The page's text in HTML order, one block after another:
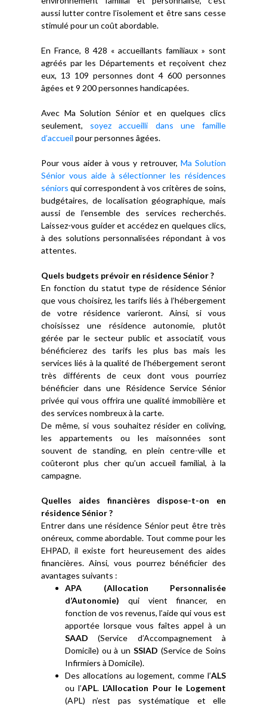
aussi lutter contre l’isolement et être sans cesse
stimulé pour un coût abordable.
En France, 8 428 « accueillants familiaux » sont
agréés par les Départements et reçoivent chez
eux, 13 109 personnes dont 4 600 personnes
âgées et 9 200 personnes handicapées.
Avec Ma Solution Sénior et en quelques clics
seulement, soyez accueilli dans une famille
d’accueil pour personnes âgées.
Pour vous aider à vous y retrouver, Ma Solution
Sénior vous aide à sélectionner les résidences
séniors qui correspondent à vos critères de soins,
budgétaires, de localisation géographique, mais
aussi de l’ensemble des services recherchés.
Laissez-vous guider et accédez en quelques clics,
à des solutions personnalisées répondant à vos
attentes.
Quels budgets prévoir en résidence Sénior ?
En fonction du statut type de résidence Sénior
que vous choisirez, les tarifs liés à l’hébergement
de votre résidence varieront. Ainsi, si vous
choisissez une résidence autonomie, plutôt
gérée par le secteur public et associatif, vous
bénéficierez des tarifs les plus bas mais les
services liés à la qualité de l’hébergement seront
très différents de ceux dont vous pourriez
bénéficier dans une Résidence Service Sénior
privée qui vous offrira une qualité immobilière et
des services nombreux à la carte.
De même, si vous souhaitez résider en coliving,
les appartements ou les maisonnées sont
souvent de standing, en plein centre-ville et
coûteront plus cher qu’un accueil familial, à la
campagne.
Quelles aides financières dispose-t-on en
résidence Sénior ?
Entrer dans une résidence Sénior peut être très
onéreux, comme abordable. Tout comme pour les
EHPAD, il existe fort heureusement des aides
financières. Ainsi, vous pourrez bénéficier des
avantages suivants :
APA (Allocation Personnalisée
d’Autonomie) qui vient financer, en
fonction de vos revenus, l’aide qui vous est
apportée lorsque vous faîtes appel à un
SAAD (Service d’Accompagnement à
Domicile) ou à un SSIAD (Service de Soins
Infirmiers à Domicile).
Des allocations au logement, comme l’ALS
ou l’APL. L’Allocation Pour le Logement
(APL) n’est pas systématique et elle